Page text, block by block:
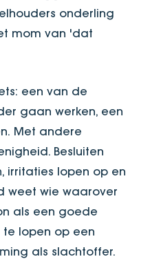
onderling
mom van 'dat
een van de
gaan werken, een
Met andere
Besluiten
irritaties lopen op en
weet wie waarover
als een goede
lopen op een
als slachtoffer.